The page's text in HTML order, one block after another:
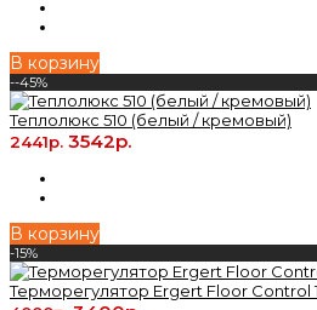
В корзину
--45%
Теплолюкс 510 (белый / кремовый)
2441р. 3542р.
В корзину
-15%
Терморегулятор Ergert Floor Control